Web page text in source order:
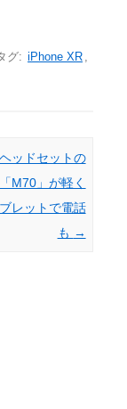
グ: iPhone XR ,
ヘッドセットの
M70」が軽く
レットで電話
も →